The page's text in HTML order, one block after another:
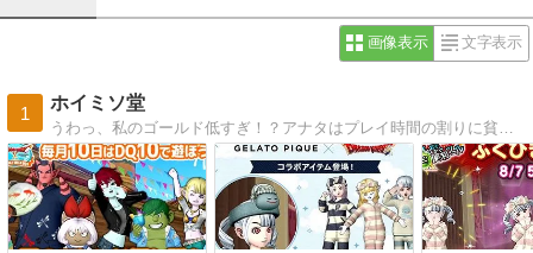
画像表示 文字表示
1
ホイミソ堂